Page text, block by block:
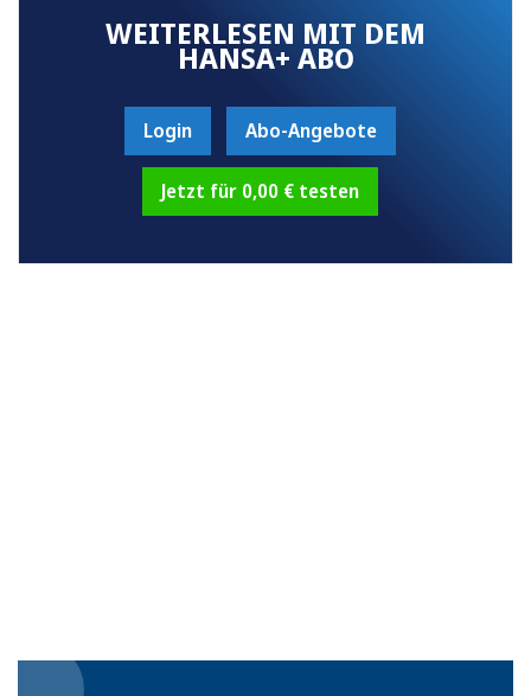
WEITERLESEN MIT DEM
HANSA+ ABO
Login Abo-Angebote
Jetzt für 0,00 € testen